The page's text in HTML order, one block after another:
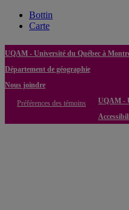
Bottin
Carte
UQAM - Université du Québec à
Département de géographie
Nous joindre
Préférences des témoins
UQAM -